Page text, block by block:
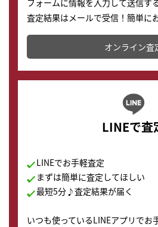
フォームに情報を入力して送信する
査定結果はメールで受信！簡単に
かります。
オンライン査
LINEで査
LINEでお手軽査定
まずは簡単に査定してほしい
最短5分♪査定結果が届く
いつも使っているLINEアプリでお